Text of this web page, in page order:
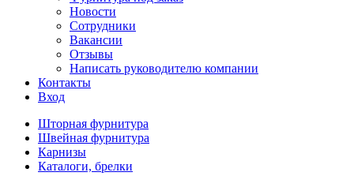
Новости
Сотрудники
Вакансии
Отзывы
Написать руководителю компании
Контакты
Вход
Шторная фурнитура
Швейная фурнитура
Карнизы
Каталоги, брелки